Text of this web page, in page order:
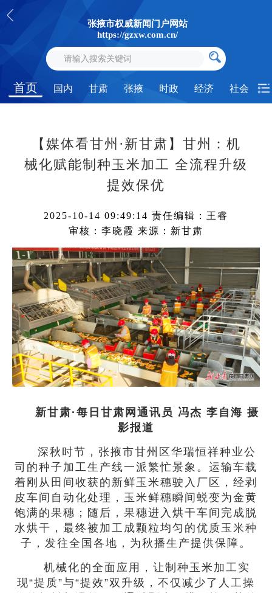
张掖市权威新闻门户网站
https://gzxw.com.cn/
首页 国内 甘肃 张掖 时政 经济 社会
【媒体看甘州·新甘肃】甘州：机
械化赋能制种玉米加工 全流程升级
提效保优
2025-10-14 09:49:14 责任编辑：王睿
审核：李晓霞 来源：新甘肃
新甘肃·每日甘肃网通讯员 冯杰 李自海 摄
影报道
深秋时节，张掖市甘州区华瑞恒祥种业公
司的种子加工生产线一派繁忙景象。运输车载
着刚从田间收获的新鲜玉米穗驶入厂区，经剥
皮车间自动化处理，玉米鲜穗瞬间蜕变为金黄
饱满的果穗；随后，果穗进入烘干车间完成脱
水烘干，最终被加工成颗粒均匀的优质玉米种
子，发往全国各地，为秋播生产提供保障。
机械化的全面应用，让制种玉米加工实
现“提质”与“提效”双升级，不仅减少了人工操